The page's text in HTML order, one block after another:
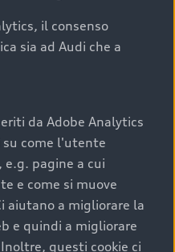
il consenso
sia ad Audi che a
da Adobe Analytics
su come l'utente
pagine a cui
e come si muove
aiutano a migliorare la
e quindi a migliorare
questi cookie ci